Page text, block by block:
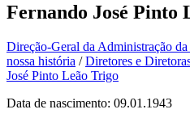
Fernando José Pinto
Direção-Geral da Administração da
nossa história /Diretores e
José Pinto Leão Trigo
Data de nascimento: 09.01.1943